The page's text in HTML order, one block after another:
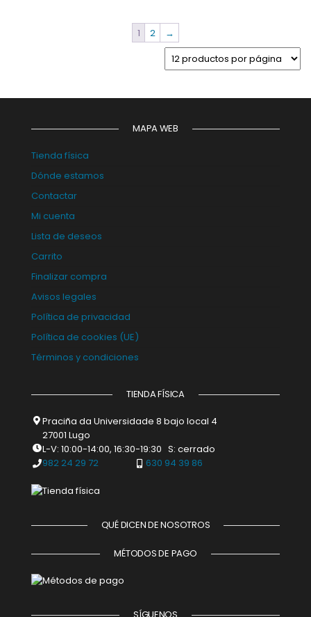
1 2 →
MAPA WEB
Tienda física
Dónde estamos
Contactar
Mi cuenta
Lista de deseos
Carrito
Finalizar compra
Avisos legales
Política de privacidad
Política de cookies (UE)
Términos y condiciones
TIENDA FÍSICA
Praciña da Universidade 8 bajo local 4
27001 Lugo
L-V: 10:00-14:00, 16:30-19:30 S: cerrado
982 24 29 72
630 94 39 86
QUÉ DICEN DE NOSOTROS
MÉTODOS DE PAGO